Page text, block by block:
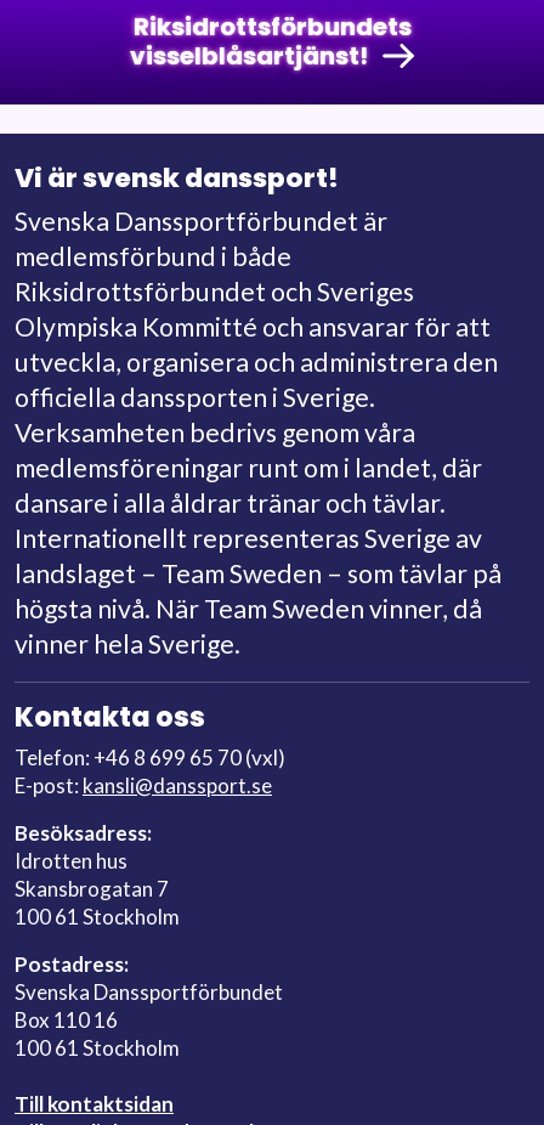
Riksidrottsförbundets
visselblåsartjänst!
Vi är svensk danssport!
Svenska Danssportförbundet är
medlemsförbund i både
Riksidrottsförbundet och Sveriges
Olympiska Kommitté och ansvarar för att
utveckla, organisera och administrera den
officiella danssporten i Sverige.
Verksamheten bedrivs genom våra
medlemsföreningar runt om i landet, där
dansare i alla åldrar tränar och tävlar.
Internationellt representeras Sverige av
landslaget – Team Sweden – som tävlar på
högsta nivå. När Team Sweden vinner, då
vinner hela Sverige.
Kontakta oss
Telefon: +46 8 699 65 70 (vxl)
E-post: kansli@danssport.se
Besöksadress:
Idrotten hus
Skansbrogatan 7
100 61 Stockholm
Postadress:
Svenska Danssportförbundet
Box 110 16
100 61 Stockholm
Till kontaktsidan